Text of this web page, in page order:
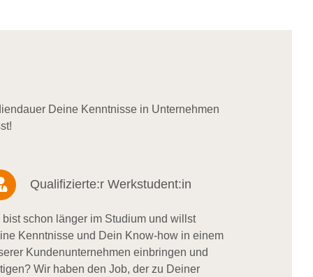
Deine Kenntnisse in Unternehmen
Qualifizierte:r Werkstudent:in
bist schon länger im Studium und willst
Kenntnisse und Dein Know-how in einem
Kundenunternehmen einbringen und
Wir haben den Job, der zu Deiner